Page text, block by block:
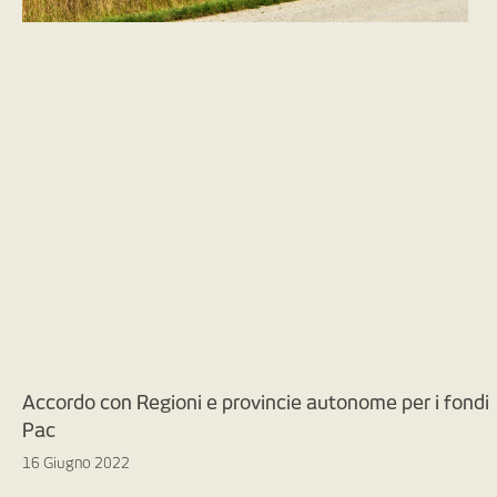
Accordo con Regioni e provincie autonome per i fondi
Pac
16 Giugno 2022